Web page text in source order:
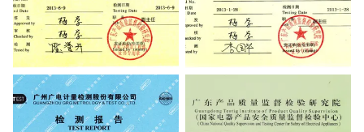
Testing Certificate Testing Certificate